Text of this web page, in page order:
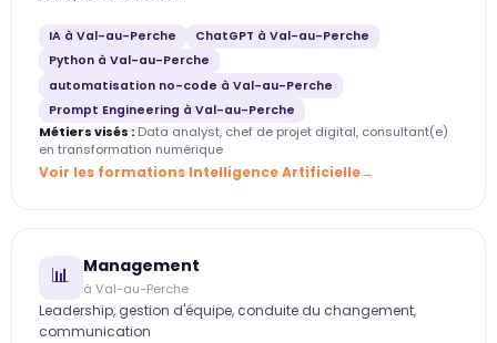
IA à Val-au-Perche
ChatGPT à Val-au-Perche
Python à Val-au-Perche
automatisation no-code à Val-au-Perche
Prompt Engineering à Val-au-Perche
Métiers visés : Data analyst, chef de projet digital, consultant(e)
en transformation numérique
Voir les formations Intelligence Artificielle
📊 Management
à Val-au-Perche
Leadership, gestion d'équipe, conduite du changement,
communication